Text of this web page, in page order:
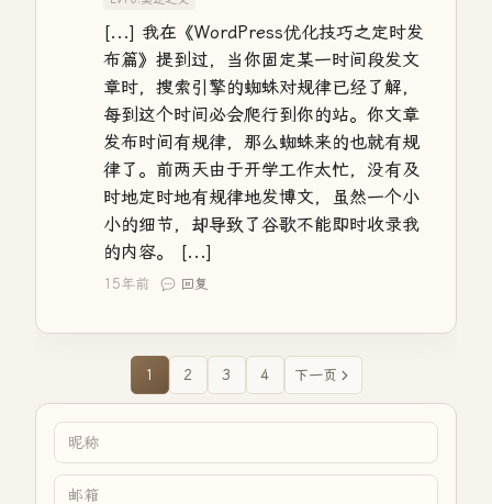
[...] 我在《WordPress优化技巧之定时发
布篇》提到过，当你固定某一时间段发文
章时，搜索引擎的蜘蛛对规律已经了解，
每到这个时间必会爬行到你的站。你文章
发布时间有规律，那么蜘蛛来的也就有规
律了。前两天由于开学工作太忙，没有及
时地定时地有规律地发博文，虽然一个小
小的细节，却导致了谷歌不能即时收录我
的内容。 [...]
15年前 回复
1 2 3 4 下一页